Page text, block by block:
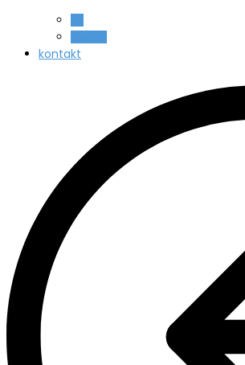
kontakt